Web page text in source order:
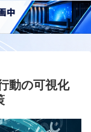
動の可視化